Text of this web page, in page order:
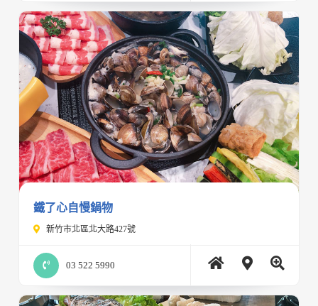
鐵了心自慢鍋物
新竹市北區北大路427號
03 522 5990